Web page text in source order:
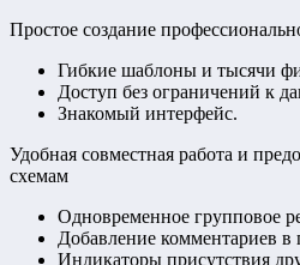
Простое создание
Гибкие шаблоны и тысячи
Доступ без ограничений к
Знакомый интерфейс.
Удобная совместная работа и
схемам
Одновременное групповое
Добавление комментариев
Индикаторы присутствия